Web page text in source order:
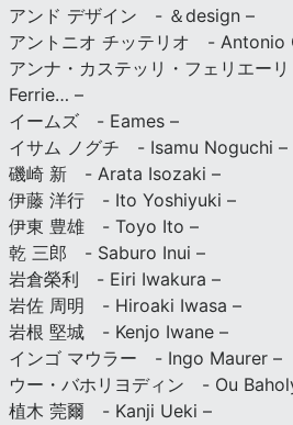
アンド デザイン - ＆design –
アントニオ チッテリオ - Antonio
アンナ・カステッリ・フェリエー
Ferrie… –
イームズ - Eames –
イサム ノグチ - Isamu Noguchi –
磯崎 新 - Arata Isozaki –
伊藤 洋行 - Ito Yoshiyuki –
伊東 豊雄 - Toyo Ito –
乾 三郎 - Saburo Inui –
岩倉榮利 - Eiri Iwakura –
岩佐 周明 - Hiroaki Iwasa –
岩根 堅城 - Kenjo Iwane –
インゴ マウラー - Ingo Maurer –
ウー・バホリヨディン - Ou
植木 莞爾 - Kanji Ueki –